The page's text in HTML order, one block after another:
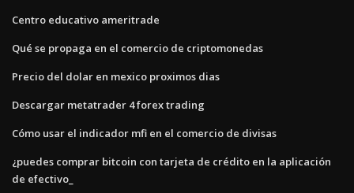
Centro educativo ameritrade
Qué se propaga en el comercio de criptomonedas
Precio del dolar en mexico proximos dias
Descargar metatrader 4 forex trading
Cómo usar el indicador mfi en el comercio de divisas
¿puedes comprar bitcoin con tarjeta de crédito en la aplicación
de efectivo_